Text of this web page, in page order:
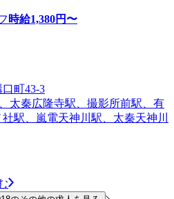
時給1,380円〜
町43-3
太秦広隆寺駅、撮影所前駅、有
駅、嵐電天神川駅、太秦天神川